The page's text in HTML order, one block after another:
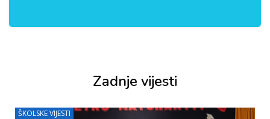
Zadnje vijesti
ŠKOLSKE VIJESTI